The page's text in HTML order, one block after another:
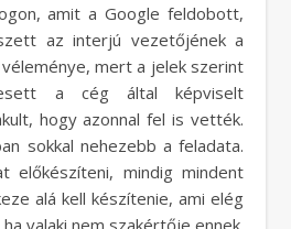
amit a Google feldobott,
az interjú vezetőjének a
mert a jelek szerint
a cég által képviselt
hogy azonnal fel is vették.
sokkal nehezebb a feladata.
előkészíteni, mindig mindent
alá kell készítenie, ami elég
valaki nem szakértője ennek.